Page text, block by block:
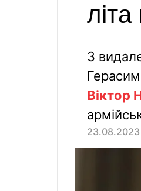
літа
З
Віктор